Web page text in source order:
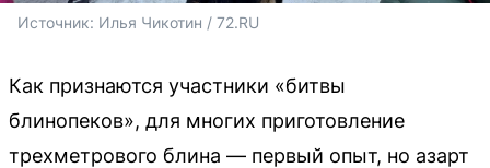
Источник: Илья Чикотин / 72.RU
Как признаются участники «битвы
блинопеков», для многих приготовление
трехметрового блина — первый опыт, но азарт